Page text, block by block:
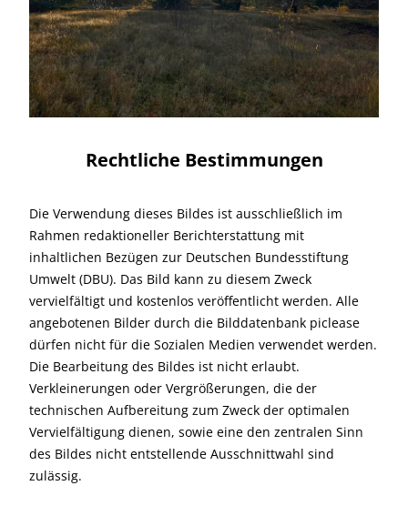
Rechtliche Bestimmungen
Die Verwendung dieses Bildes ist ausschließlich im
Rahmen redaktioneller Berichterstattung mit
inhaltlichen Bezügen zur Deutschen Bundesstiftung
Umwelt (DBU). Das Bild kann zu diesem Zweck
vervielfältigt und kostenlos veröffentlicht werden. Alle
angebotenen Bilder durch die Bilddatenbank piclease
dürfen nicht für die Sozialen Medien verwendet werden.
Die Bearbeitung des Bildes ist nicht erlaubt.
Verkleinerungen oder Vergrößerungen, die der
technischen Aufbereitung zum Zweck der optimalen
Vervielfältigung dienen, sowie eine den zentralen Sinn
des Bildes nicht entstellende Ausschnittwahl sind
zulässig.